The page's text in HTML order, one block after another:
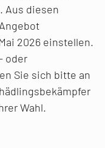
Aus diesen
2026 einstellen.
oder
Sie sich bitte an
Wahl.